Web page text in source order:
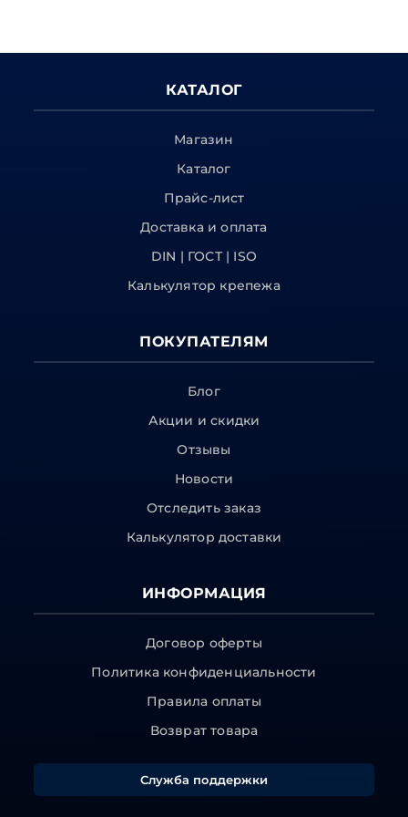
КАТАЛОГ
Магазин
Каталог
Прайс-лист
Доставка и оплата
DIN | ГОСТ | ISO
Калькулятор крепежа
ПОКУПАТЕЛЯМ
Блог
Акции и скидки
Отзывы
Новости
Отследить заказ
Калькулятор доставки
ИНФОРМАЦИЯ
Договор оферты
Политика конфиденциальности
Правила оплаты
Возврат товара
Служба поддержки